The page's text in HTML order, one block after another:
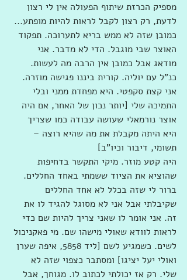
מספיק הכרזת שיתוף הפעולה אין לי רצון
לדעת, רק רצון לקבל לראות להיות מופתע...
כמובן שזה לא ממש בריא לתערוכה. תפקוד
האוצר שבי מוגבל. הדי לא מדבר. אני
מודאג אבל כמובן אין הרבה מה לעשות.
כנ"ל עם יוליה. קורית ביננו פגישה מוזרה.
אני קצת סקפטי. היא מפחדת ממני ובלי
התמיכה שלי [יותר נכון של האחר, אם היה
אוצר נורמאלי שעושה עבודה כמו שצריך
היא היתה מקבלת את מה שהיא רוצה –
תשומי, דיבור וכיו"ב]
היה קטע מוזר. מיקי התקשר בדחיפות
שהוציא את הציוד ששמתי באחד החללים.
ברור לי שזה בכלל לא אחד החללים
שקיבלתי אבל אני לא מסוגל להגיד לו את
זה. אני אומר לו שאני צריך להיות שם כדי
לראות לוודא שאולי מישהו שם. מי פאקניכול
לשים. כשמגיע לשם [ליד 5858, איפה שערן
ואולי יעל יציגו] ומסתבר כצפוי שזה לא
שלי. רק אז יכולתי לכתוב לו. מגוחך, אבל